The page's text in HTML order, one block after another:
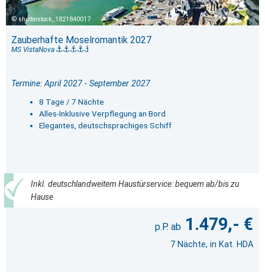
shutterstock_1821840017
Zauberhafte Moselromantik 2027
MS VistaNova
Termine: April 2027 - September 2027
8 Tage / 7 Nächte
Alles-Inklusive Verpflegung an Bord
Elegantes, deutschsprachiges Schiff
Inkl. deutschlandweitem Haustürservice: bequem ab/bis zu
Hause
1.479,- €
7 Nächte, in Kat. HDA